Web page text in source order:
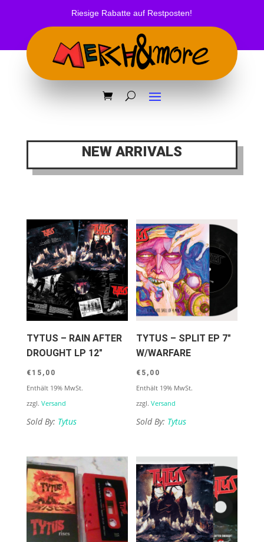
Riesige Rabatte auf Restposten!
NEW ARRIVALS
TYTUS – RAIN AFTER
DROUGHT LP 12″
€ 15,00
Enthält 19% MwSt.
zzgl. Versand
Sold By: Tytus
TYTUS – SPLIT EP 7″
W/WARFARE
€ 5,00
Enthält 19% MwSt.
zzgl.Versand
Sold By: Tytus